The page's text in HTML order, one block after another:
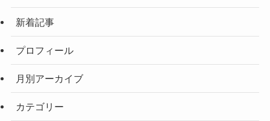
新着記事
プロフィール
月別アーカイブ
カテゴリー